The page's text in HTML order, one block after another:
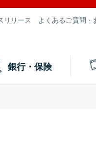
リリース よくあるご質問・
銀行・保険